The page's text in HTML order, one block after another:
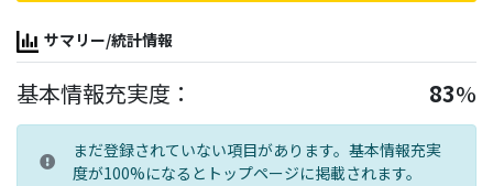
サマリー/統計情報
基本情報充実度： 83%
まだ登録されていない項目があります。基本情報充実
度が100%になるとトップページに掲載されます。